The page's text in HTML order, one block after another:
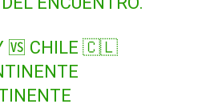
🆚 CHILE 🇨🇱